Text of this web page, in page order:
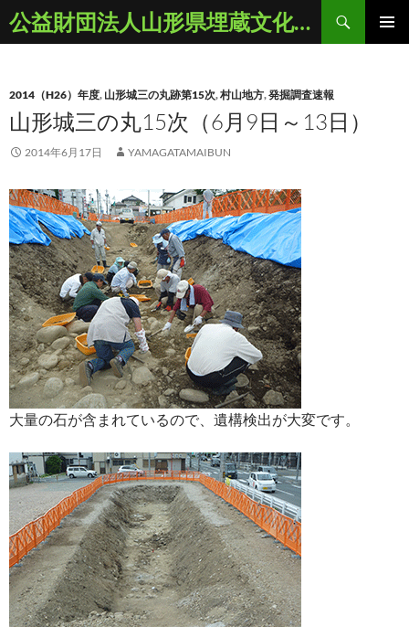
ン
ツ
へ
ッ
プ
公益財団法人山形県埋蔵文化財センター
検
索
2014（H26）年度, 山形城三の丸跡第15次,村山地方,発掘調査速報
山形城三の丸15次（6月9日～13日）
2014年6月17日 YAMAGATAMAIBUN
大量の石が含まれているので、遺構検出が大変です。